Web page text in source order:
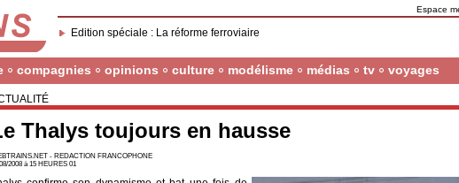
Espace
Edition spéciale : La réforme ferroviaire
compagnies opinions culture modélisme médias tv voyages
Thalys toujours en hausse
- REDACTION FRANCOPHONE
2008 à 15 HEURES 01